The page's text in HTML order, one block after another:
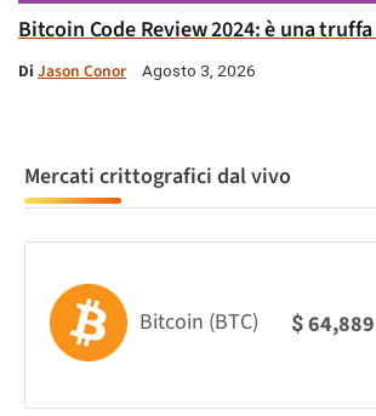
Bitcoin Code Review 2024: è una
Di Jason Conor Agosto 3, 2026
Mercati crittografici dal vivo
Bitcoin (BTC) $